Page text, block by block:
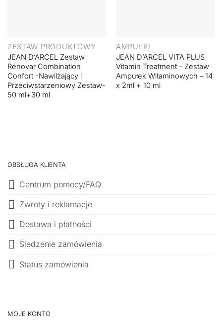
ZESTAW PRODUKTOWY
JEAN D’ARCEL Zestaw
Renovar Combination
Confort -Nawilżający i
Przeciwstarzeniowy Zestaw-
50 ml+30 ml
AMPUŁKI
JEAN D’ARCEL VITA PLUS
Vitamin Treatment – Zestaw
Ampułek Witaminowych – 14
x 2ml + 10 ml
OBSŁUGA KLIENTA
Centrum pomocy/FAQ
Zwroty i reklamacje
Dostawa i płatności
Śledzenie zamówienia
Status zamówienia
MOJE KONTO